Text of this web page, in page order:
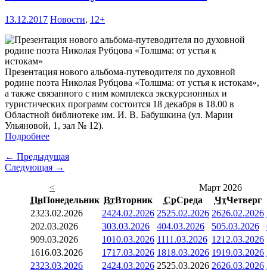
13.12.2017 Новости, 12+
Презентация нового альбома-путеводителя по духовной
родине поэта Николая Рубцова «Толшма: от устья к истокам»,
а также связанного с ним комплекса экскурсионных и
туристических программ состоится 18 декабря в 18.00 в
Областной библиотеке им. И. В. Бабушкина (ул. Марии
Ульяновой, 1, зал № 12).
Подробнее
← Предыдущая
Следующая →
<
Март 2026
ПнПонедельник ВтВторник СрСреда ЧтЧетверг
2323.02.2026 2424.02.2026 2525.02.2026 2626.02.2026
202.03.2026 303.03.2026 404.03.2026 505.03.2026
909.03.2026 1010.03.2026 1111.03.2026 1212.03.2026
1616.03.2026 1717.03.2026 1818.03.2026 1919.03.2026
2323.03.2026 2424.03.2026 2525.03.2026 2626.03.2026